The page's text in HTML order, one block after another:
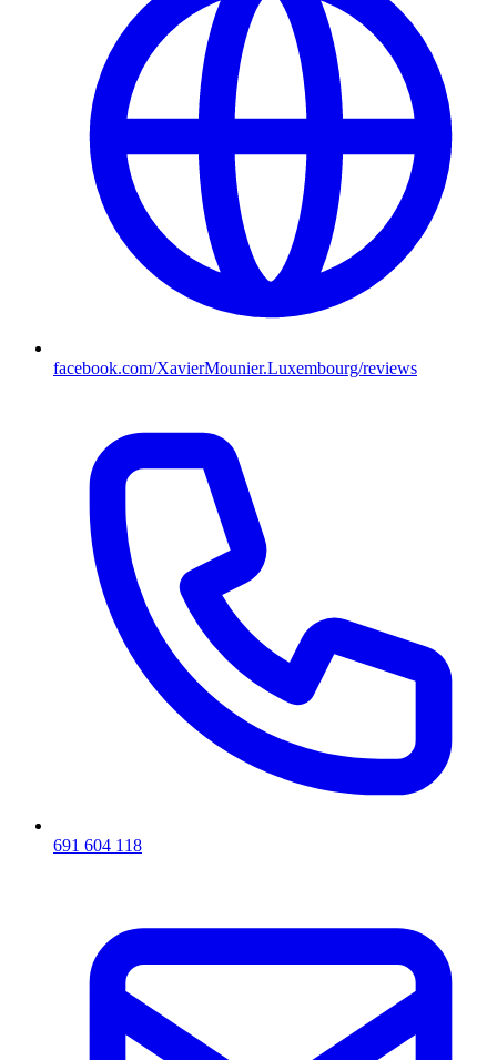
facebook.com/XavierMounier.Luxembourg/reviews
691 604 118